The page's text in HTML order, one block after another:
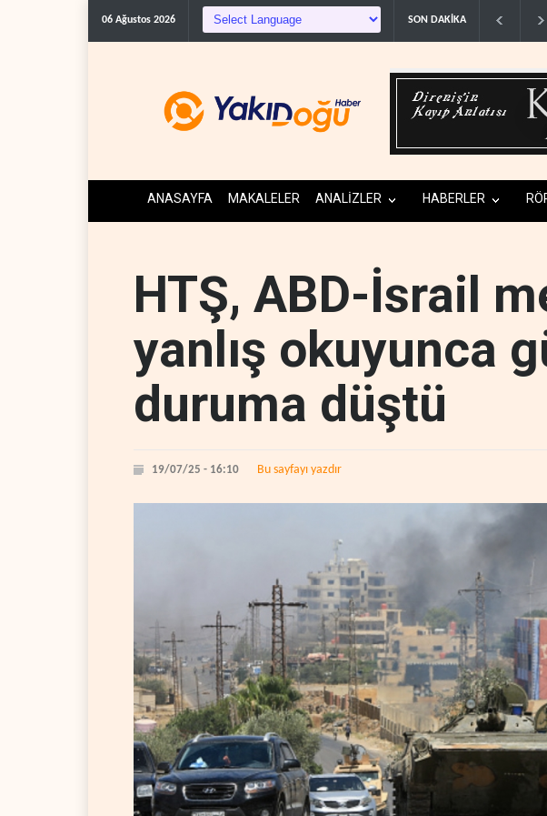
06 Ağustos 2026 SON DAKİKA
Colani'den Trump'a Rusya
ANASAYFA MAKALELER ANALİZLER HABERLER
HTŞ, ABD-İsrail
yanlış okuyunca
duruma düştü
19/07/25 - 16:10 Bu sayfayı yazdır